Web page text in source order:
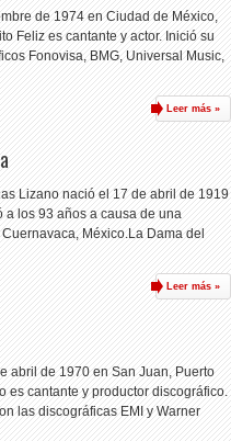
de 1974 en Ciudad de México,
Feliz es cantante y actor. Inició su
Fonovisa, BMG, Universal Music,
Leer más »
Lizano nació el 17 de abril de 1919
a los 93 años a causa de una
México.La Dama del
Leer más »
abril de 1970 en San Juan, Puerto
es cantante y productor discográfico.
las discográficas EMI y Warner